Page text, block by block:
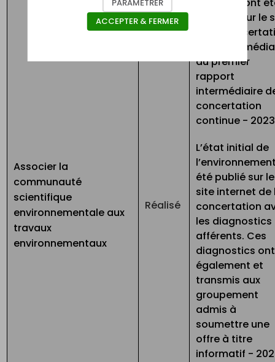
Associer la
communauté
scientifique
environnementale aux
travaux
environnementaux
Réalisé
synthèse ont
publiées sur le
de la
par
du premier
rapport
intermédiaire
concertation
continue - 2023
L’état initial de
été publié sur le
site internet de
concertation
les diagnostics
afférents. Ces
diagnostics ont
également et
transmis aux
groupement
admis à
soumettre une
offre à titre
informatif -
PARAMÉTRER
ACCEPTER & FERMER